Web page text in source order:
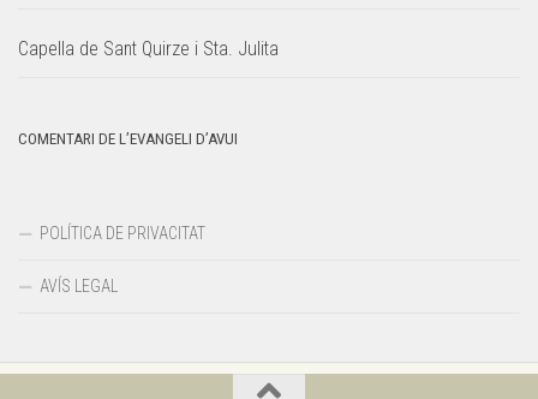
Capella de Sant Quirze i Sta. Julita
COMENTARI DE L’EVANGELI D’AVUI
POLÍTICA DE PRIVACITAT
AVÍS LEGAL